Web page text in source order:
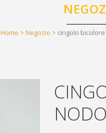
Home > Negozio > cingolo